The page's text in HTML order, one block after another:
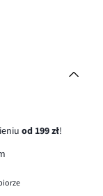
od 199 zł!